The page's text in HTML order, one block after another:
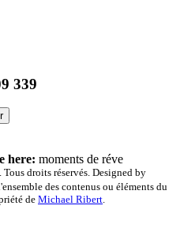
339
here: moments de réve
droits réservés. Designed by
des contenus ou éléments du
de Michael Ribert.